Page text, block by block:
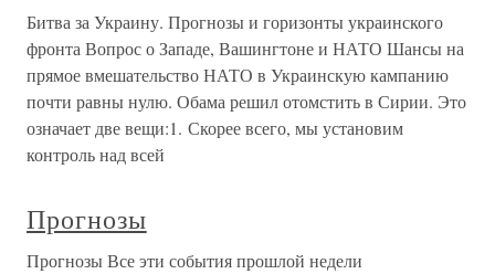
Битва за Украину. Прогнозы и горизонты украинского
фронта Вопрос о Западе, Вашингтоне и НАТО Шансы на
прямое вмешательство НАТО в Украинскую кампанию
почти равны нулю. Обама решил отомстить в Сирии. Это
означает две вещи:1. Скорее всего, мы установим
контроль над всей
Прогнозы
Прогнозы Все эти события прошлой недели